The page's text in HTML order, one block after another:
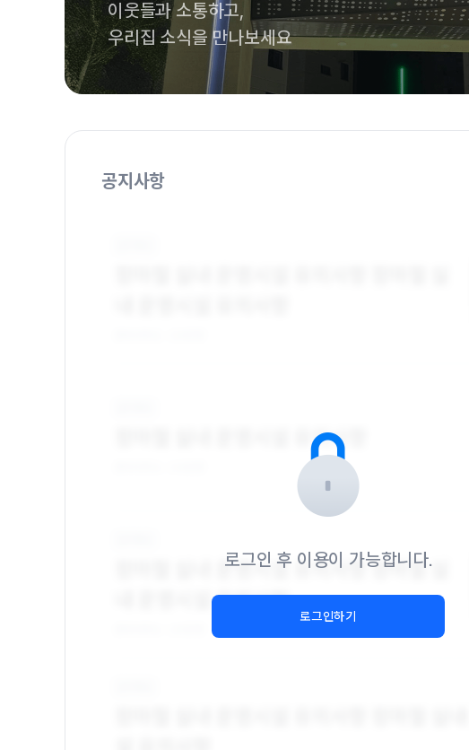
이웃들과 소통하고,
우리집 소식을 만나보세요
공지사항
로그인 후 이용이 가능합니다.
로그인하기